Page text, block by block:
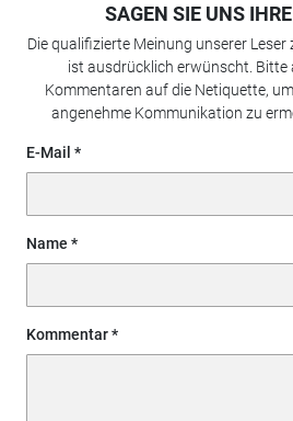
SAGEN SIE UNS
Die qualifizierte Meinung unserer
ist ausdrücklich erwünscht. Bitte
Kommentaren auf die Netiquette,
angenehme Kommunikation zu
E-Mail
Name
Kommentar